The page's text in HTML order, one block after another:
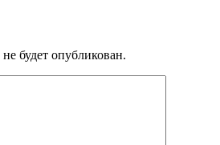
будет опубликован.